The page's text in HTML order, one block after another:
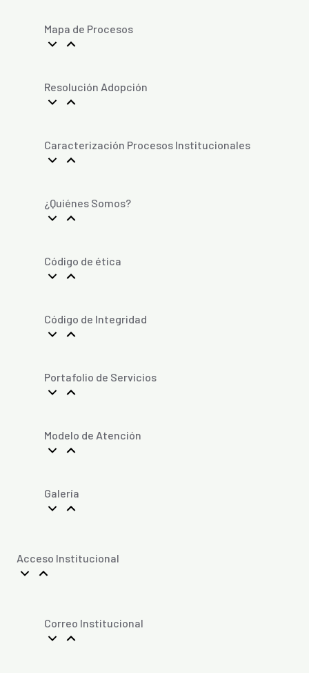
Mapa de Procesos
Resolución Adopción
Caracterización Procesos Institucionales
¿Quiénes Somos?
Código de ética
Código de Integridad
Portafolio de Servicios
Modelo de Atención
Galería
Acceso Institucional
Correo Institucional